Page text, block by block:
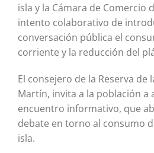
isla y la Cámara de Comercio
intento colaborativo de
conversación pública el
corriente y la reducción del
El consejero de la Reserva de
Martín, invita a la población a
encuentro informativo, que
debate en torno al consumo
isla.